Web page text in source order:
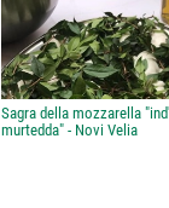
Sagra della mozzarella
murtedda" - Novi Velia